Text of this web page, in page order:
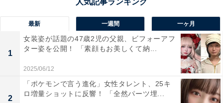
最新 一週間 一ヶ月
1
女装姿が話題の47歳2児の父親、ビフォーアフ
ター姿を公開！ 「素顔もお美しくて納...
2025/06/12
2
「ポケモンで言う進化」女性タレント、25キ
ロ増量ショットに反響！ 「全然パーツ埋...